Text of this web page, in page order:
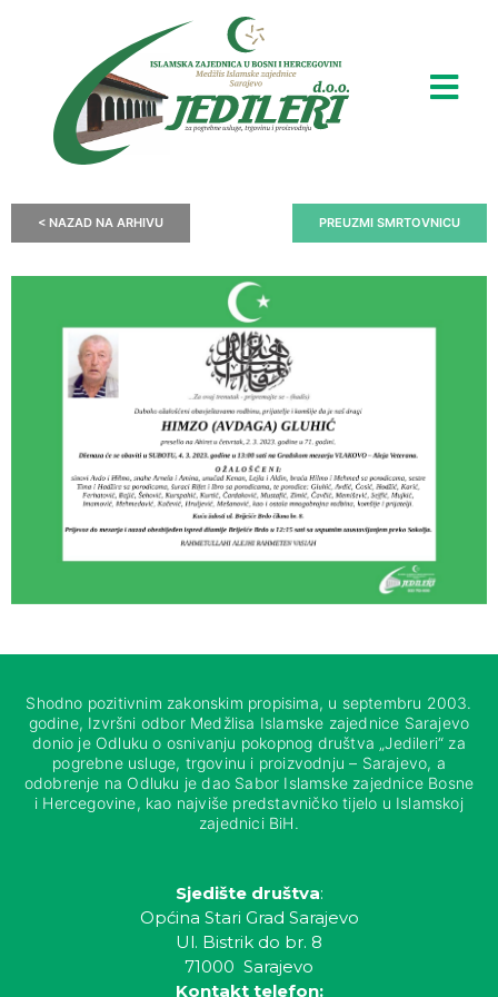
< NAZAD NA ARHIVU PREUZMI SMRTOVNICU
Shodno pozitivnim zakonskim propisima, u septembru 2003.
godine, Izvršni odbor Medžlisa Islamske zajednice Sarajevo
donio je Odluku o osnivanju pokopnog društva „Jedileri“ za
pogrebne usluge, trgovinu i proizvodnju – Sarajevo, a
odobrenje na Odluku je dao Sabor Islamske zajednice Bosne
i Hercegovine, kao najviše predstavničko tijelo u Islamskoj
zajednici BiH.
Sjedište društva:
Općina Stari Grad Sarajevo
Ul. Bistrik do br. 8
71000 Sarajevo
Kontakt telefon: